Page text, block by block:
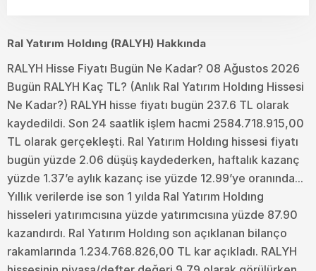
Ral Yatırım Holdıng (RALYH) Hakkında
RALYH Hisse Fiyatı Bugün Ne Kadar? 08 Ağustos 2026
Bugün RALYH Kaç TL? (Anlık Ral Yatırım Holdıng Hissesi
Ne Kadar?) RALYH hisse fiyatı bugün 237.6 TL olarak
kaydedildi. Son 24 saatlik işlem hacmi 2584.718.915,00
TL olarak gerçekleşti. Ral Yatırım Holdıng hissesi fiyatı
bugün yüzde 2.06 düşüş kaydederken, haftalık kazanç
yüzde 1.37’e aylık kazanç ise yüzde 12.99’ye oranında...
Yıllık verilerde ise son 1 yılda Ral Yatırım Holdıng
hisseleri yatırımcısına yüzde yatırımcısına yüzde 87.90
kazandırdı. Ral Yatırım Holdıng son açıklanan bilanço
rakamlarında 1.234.768.826,00 TL kar açıkladı. RALYH